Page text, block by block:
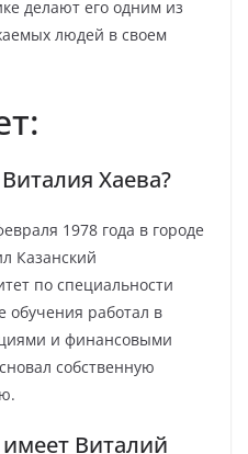
делают его одним из
людей в своем
Хаева?
1978 года в городе
Казанский
по специальности
обучения работал в
и финансовыми
собственную
Виталий